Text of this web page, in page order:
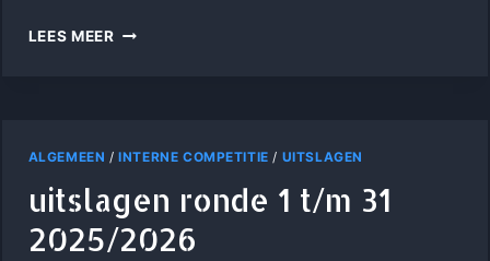
LEES MEEREINDSTAND
ALGEMEEN /INTERNE COMPETITIE / UITSLAGEN
uitslagen ronde 1 t/m 31
2025/2026